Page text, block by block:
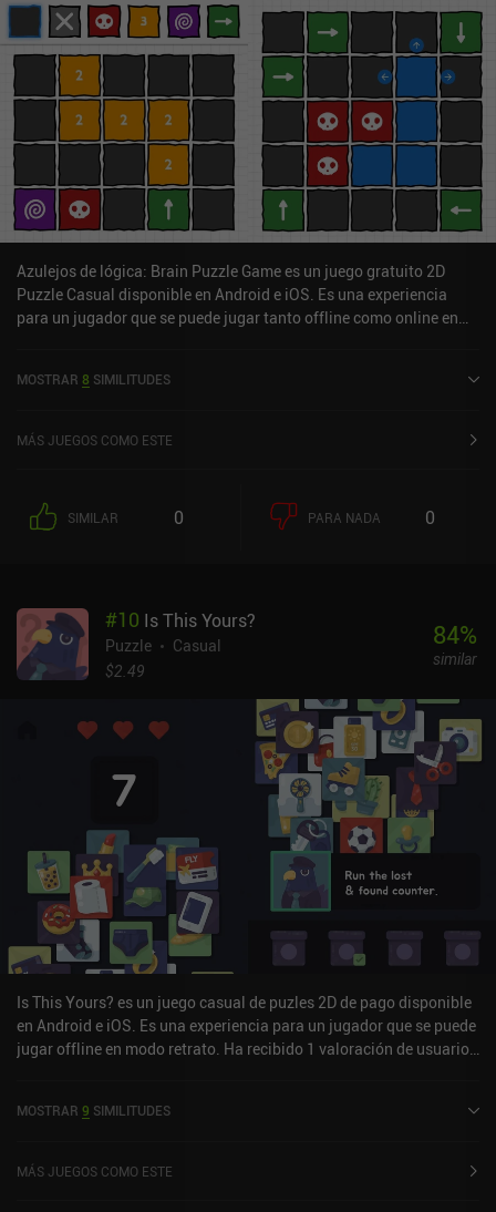
Azulejos de lógica: Brain Puzzle Game es un juego gratuito 2D
Puzzle Casual disponible en Android e iOS. Es una experiencia
para un jugador que se puede jugar tanto offline como online en
2025 y tiene una valoración actual de 5 sobre 5,0 en iOS App Store.
MOSTRAR 8 SIMILITUDES
MÁS JUEGOS COMO ESTE
SIMILAR 0 PARA NADA 0
#10 Is This Yours?
Puzzle
Casual
$2.49
84%
similar
Is This Yours? es un juego casual de puzles 2D de pago disponible
en Android e iOS. Es una experiencia para un jugador que se puede
jugar offline en modo retrato. Ha recibido 1 valoración de usuario
de 4,3 sobre 5,0 en la App Store de iOS.
MOSTRAR 9 SIMILITUDES
MÁS JUEGOS COMO ESTE